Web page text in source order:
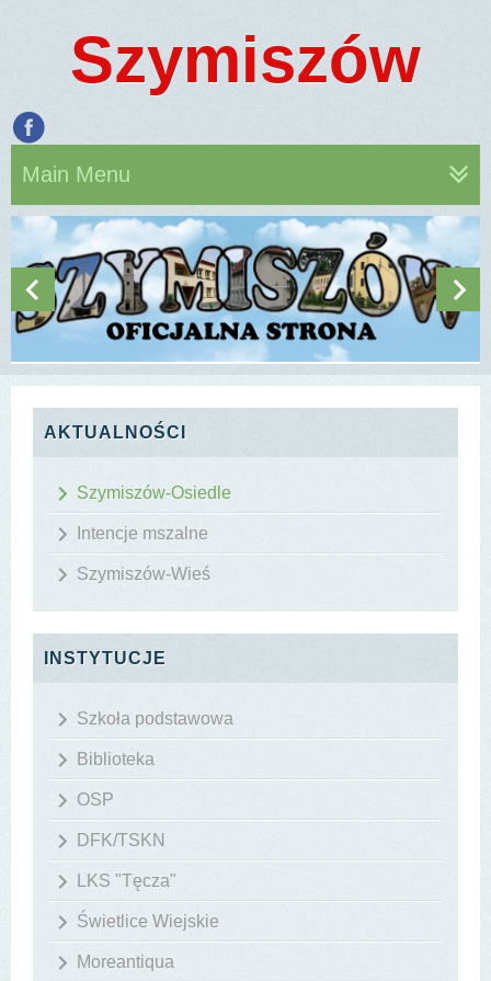
Szymiszów
Main Menu
AKTUALNOŚCI
Szymiszów-Osiedle
Intencje mszalne
Szymiszów-Wieś
INSTYTUCJE
Szkoła podstawowa
Biblioteka
OSP
DFK/TSKN
LKS "Tęcza"
Świetlice Wiejskie
Moreantiqua